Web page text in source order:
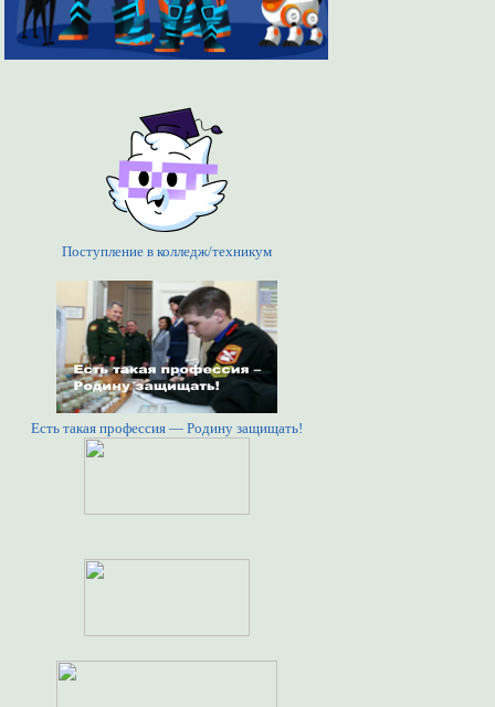
Поступление в колледж/техникум
Есть такая профессия — Родину защищать!